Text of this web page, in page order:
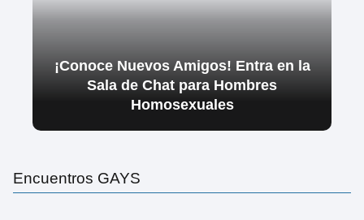
¡Conoce Nuevos Amigos! Entra en la
Sala de Chat para Hombres
Homosexuales
Encuentros GAYS